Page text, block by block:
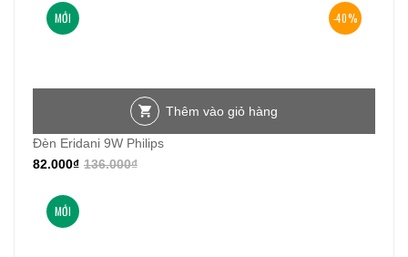
-40%
MỚI
Thêm vào giỏ hàng
Đèn Eridani 9W Philips
136.000₫
82.000₫
MỚI